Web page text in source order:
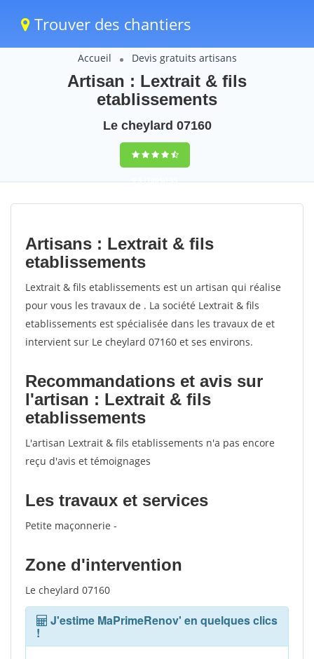
Trouver des chantiers
Accueil Devis gratuits artisans
Artisan : Lextrait & fils
etablissements
Le cheylard 07160
9,5(100%)35
votes
Artisans : Lextrait & fils
etablissements
Lextrait & fils etablissements est un artisan qui réalise
pour vous les travaux de . La société Lextrait & fils
etablissements est spécialisée dans les travaux de et
intervient sur Le cheylard 07160 et ses environs.
Recommandations et avis sur
l'artisan : Lextrait & fils
etablissements
L'artisan Lextrait & fils etablissements n'a pas encore
reçu d'avis et témoignages
Les travaux et services
Petite maçonnerie -
Zone d'intervention
Le cheylard 07160